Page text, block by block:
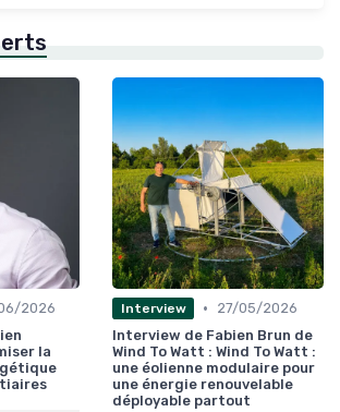
2026
la
Interview •
27/05/2026
Interview de Fabien Brun de
Wind To Watt : Wind To Watt :
une éolienne modulaire pour
une énergie renouvelable
déployable partout